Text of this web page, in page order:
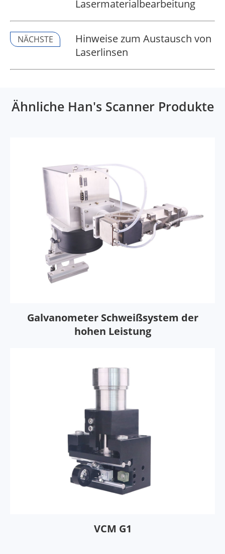
Lasermaterialbearbeitung
NÄCHSTE
Hinweise zum Austausch von
Laserlinsen
Ähnliche Han's Scanner Produkte
Galvanometer Schweißsystem der
hohen Leistung
VCM G1